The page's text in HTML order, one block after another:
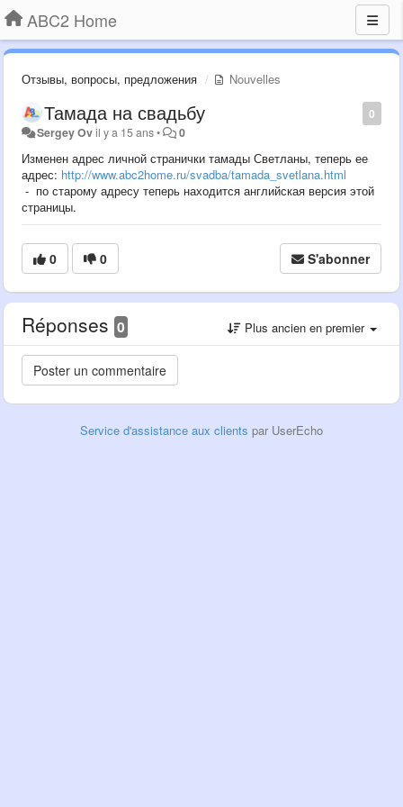
ABC2 Home
Отзывы, вопросы, предложения Nouvelles
0
Тамада на свадьбу
Sergey Ovil y a 15 ans• 0
Изменен адрес личной странички тамады Светланы, теперь ее
адрес: http://www.abc2home.ru/svadba/tamada_svetlana.html
- по старому адресу теперь находится английская версия этой
страницы.
0 0 S'abonner
Réponses 0 Plus ancien en premier
Service d'assistance aux clients par UserEcho